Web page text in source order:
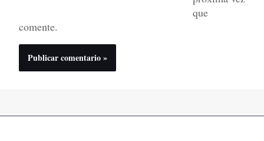
que
comente.